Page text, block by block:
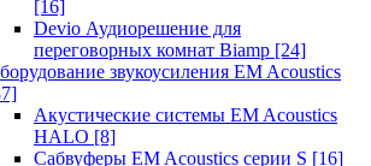
[16]
Devio Аудиорешение для
переговорных комнат Biamp [24]
звукоусиления EM Acoustics
Акустические системы EM Acoustics
HALO [8]
Сабвуферы EM Acoustics серии S [16]